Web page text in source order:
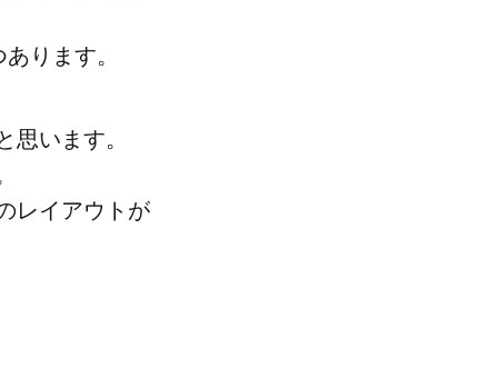
ります。
います。
レイアウトが